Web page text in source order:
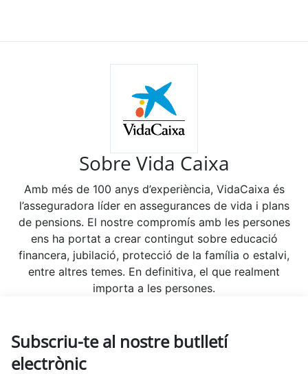
Sobre Vida Caixa
Amb més de 100 anys d’experiència, VidaCaixa és
l’asseguradora líder en assegurances de vida i plans
de pensions. El nostre compromís amb les persones
ens ha portat a crear contingut sobre educació
financera, jubilació, protecció de la família o estalvi,
entre altres temes. En definitiva, el que realment
importa a les persones.
Subscriu-te al nostre butlletí
electrònic